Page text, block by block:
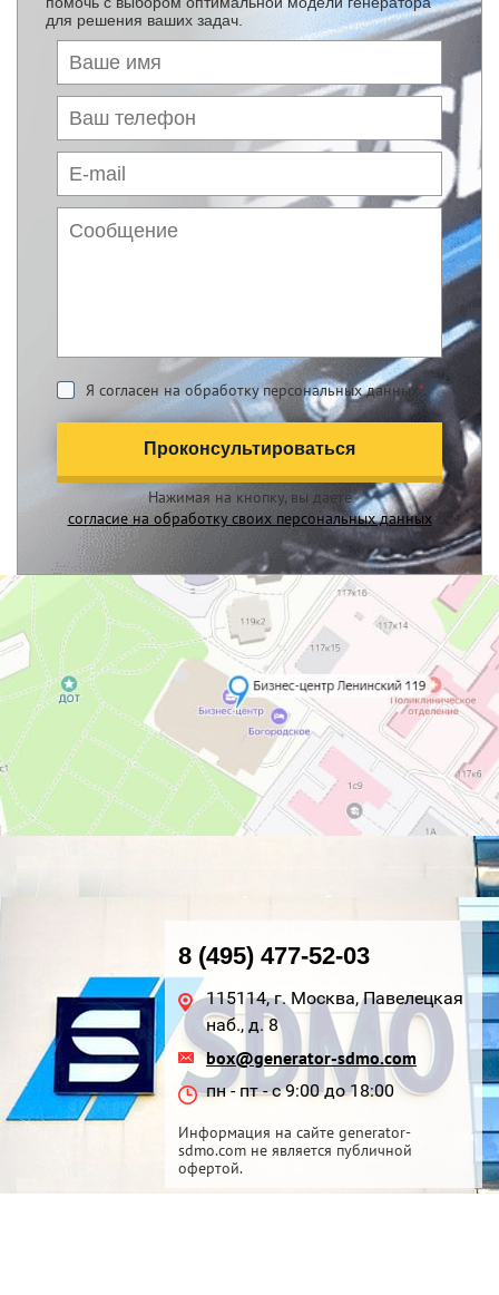
для решения ваших задач.
Я согласен на обработку персональных данных *
Проконсультироваться
Нажимая на кнопку, вы даете
согласие на обработку своих персональных данных
8 (495) 477-52-03
115114, г. Москва, Павелецкая
наб., д. 8
box@generator-sdmo.com
пн - пт - с 9:00 до 18:00
Информация на сайте generator-
sdmo.com не является публичной
офертой.